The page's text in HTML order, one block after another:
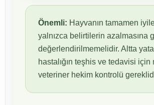
Önemli: Hayvanın tamamen
yalnızca belirtilerin azalmasına
değerlendirilmemelidir. Altta
hastalığın teşhis ve tedavisi için
veteriner hekim kontrolü